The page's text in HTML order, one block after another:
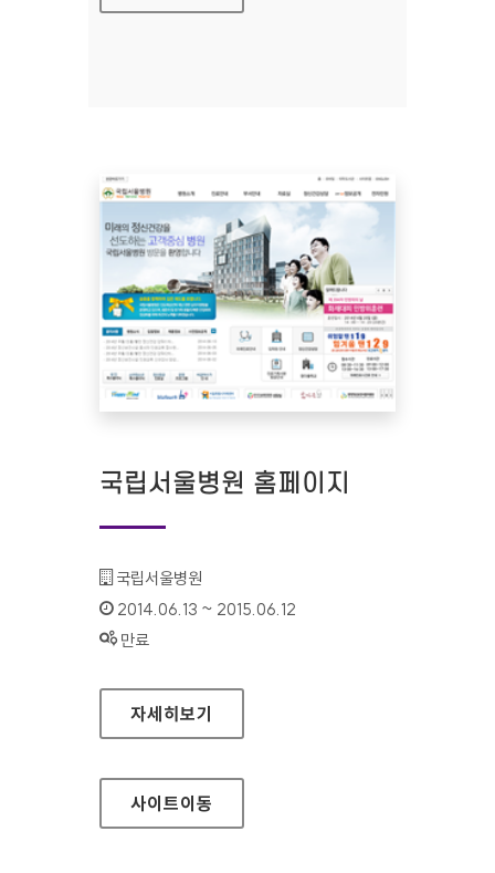
국립서울병원 홈페이지
기관명 :
국립서울병원
인증기간 :
2014.06.13 ~ 2015.06.12
상태 :
만료
국립서울병원 홈페이지
자세히보기
사이트이동